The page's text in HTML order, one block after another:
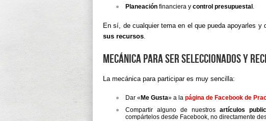
Planeación financiera y control presupuestal .
En sí, de cualquier tema en el que pueda apoyarles
sus recursos.
Mecánica para ser seleccionados y
La mecánica para participar es muy sencilla:
Dar « Me Gusta» a la página de Facebook de
Compartir alguno de nuestros artículos
compártelos desde Facebook, no directamente